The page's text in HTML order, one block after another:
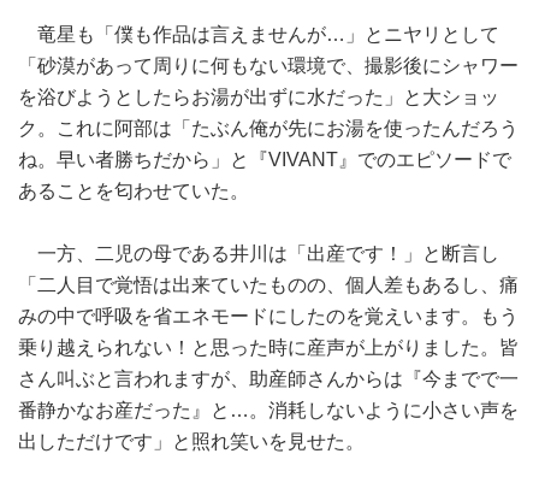
竜星も「僕も作品は言えませんが…」とニヤリとして
「砂漠があって周りに何もない環境で、撮影後にシャワー
を浴びようとしたらお湯が出ずに水だった」と大ショッ
ク。これに阿部は「たぶん俺が先にお湯を使ったんだろう
ね。早い者勝ちだから」と『VIVANT』でのエピソードで
あることを匂わせていた。
一方、二児の母である井川は「出産です！」と断言し
「二人目で覚悟は出来ていたものの、個人差もあるし、痛
みの中で呼吸を省エネモードにしたのを覚えいます。もう
乗り越えられない！と思った時に産声が上がりました。皆
さん叫ぶと言われますが、助産師さんからは『今までで一
番静かなお産だった』と…。消耗しないように小さい声を
出しただけです」と照れ笑いを見せた。